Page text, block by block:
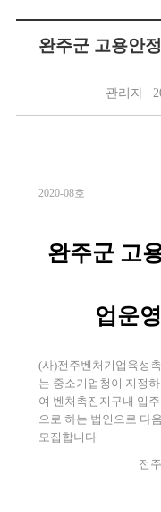
완주군 고용안
관리자 |
2020-08호
완주군 고
업운
(사)전주벤처기업육성
는 중소기업청이 지정
여 벤처촉진지구내 입
으로 하는 법인으로 다
모집합니다
전